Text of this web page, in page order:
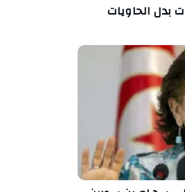
بدل الحاويات